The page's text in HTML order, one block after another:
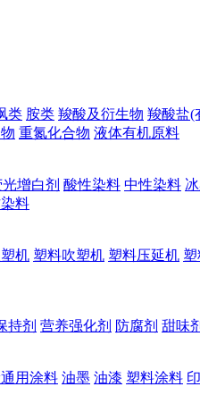
类 胺类 羧酸及衍生物 羧酸盐(
重氮化合物 液体有机原料
增白剂 酸性染料 中性染料
料
机 塑料吹塑机 塑料压延机
持剂 营养强化剂 防腐剂 甜味剂
用涂料 油墨 油漆 塑料涂料